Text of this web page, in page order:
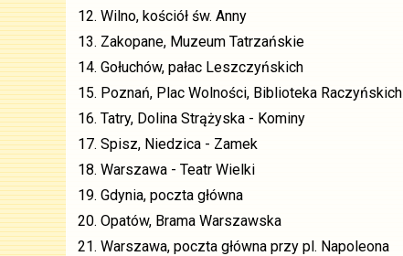
12. Wilno, kościół św. Anny
13. Zakopane, Muzeum Tatrzańskie
14. Gołuchów, pałac Leszczyńskich
15. Poznań, Plac Wolności, Biblioteka Raczyńskich
16. Tatry, Dolina Strążyska - Kominy
17. Spisz, Niedzica - Zamek
18. Warszawa - Teatr Wielki
19. Gdynia, poczta główna
20. Opatów, Brama Warszawska
21. Warszawa, poczta główna przy pl. Napoleona